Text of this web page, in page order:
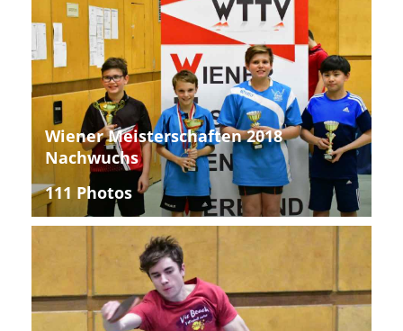
Wiener Meisterschaften 2018
Nachwuchs
111 Photos